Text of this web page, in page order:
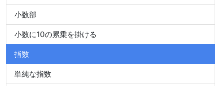
小数部
小数に10の累乗を掛ける
指数
単純な指数